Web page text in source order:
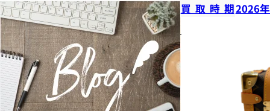
買取時期2026